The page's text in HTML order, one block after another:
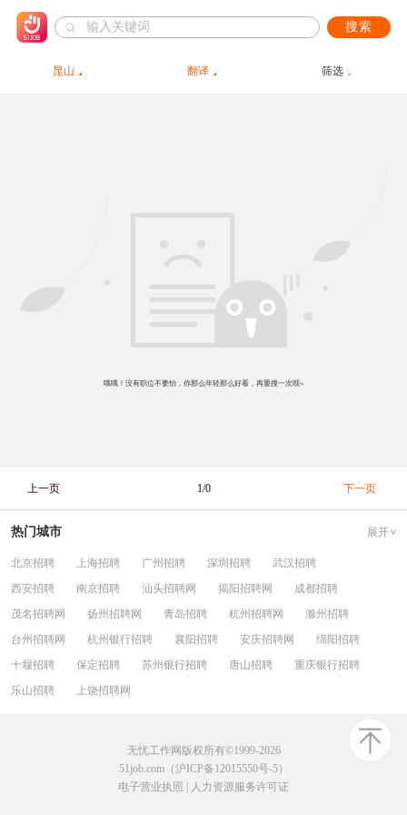
搜索
昆山 翻译 筛选
哦哦！没有职位不要怕，你那么年轻那么好看，再重搜一次呗~
上一页 1/0 下一页
热门城市 展开
北京招聘 上海招聘 广州招聘 深圳招聘
武汉招聘
西安招聘
南京招聘 汕头招聘网 揭阳招聘网
成都招聘
茂名招聘网
扬州招聘网 青岛招聘 杭州招聘网
滁州招聘
台州招聘网
杭州银行招聘 襄阳招聘 安庆招聘网
绵阳招聘
十堰招聘
保定招聘 苏州银行招聘 唐山招聘
重庆银行招聘
乐山招聘
上饶招聘网
无忧工作网版权所有©1999-2026
51job.com（沪ICP备12015550号-5）
电子营业执照
人力资源服务许可证